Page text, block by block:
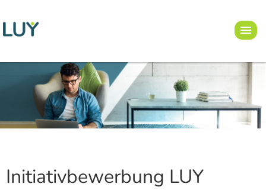
Initiativbewerbung LUY